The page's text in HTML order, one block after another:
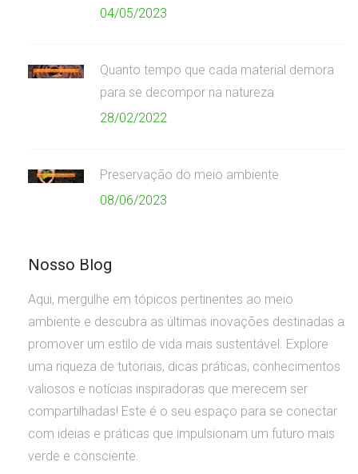
04/05/2023
Quanto tempo que cada material demora
para se decompor na natureza
28/02/2022
Preservação do meio ambiente
08/06/2023
Nosso Blog
Aqui, mergulhe em tópicos pertinentes ao meio
ambiente e descubra as últimas inovações destinadas a
promover um estilo de vida mais sustentável. Explore
uma riqueza de tutoriais, dicas práticas, conhecimentos
valiosos e notícias inspiradoras que merecem ser
compartilhadas! Este é o seu espaço para se conectar
com ideias e práticas que impulsionam um futuro mais
verde e consciente.